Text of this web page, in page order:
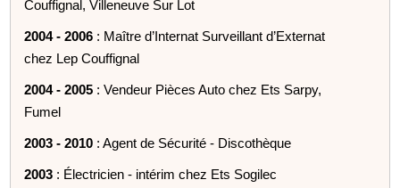
Couffignal, Villeneuve Sur Lot
2004 - 2006 : Maître d’Internat Surveillant d’Externat
chez Lep Couffignal
2004 - 2005 : Vendeur Pièces Auto chez Ets Sarpy,
Fumel
2003 - 2010 : Agent de Sécurité - Discothèque
2003 : Électricien - intérim chez Ets Sogilec